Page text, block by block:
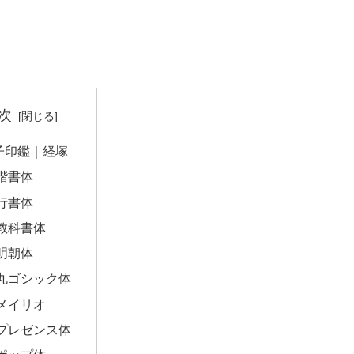
印鑑｜経塚
書体
書体
科書体
朝体
ゴシック体
イリオ
レゼンス体